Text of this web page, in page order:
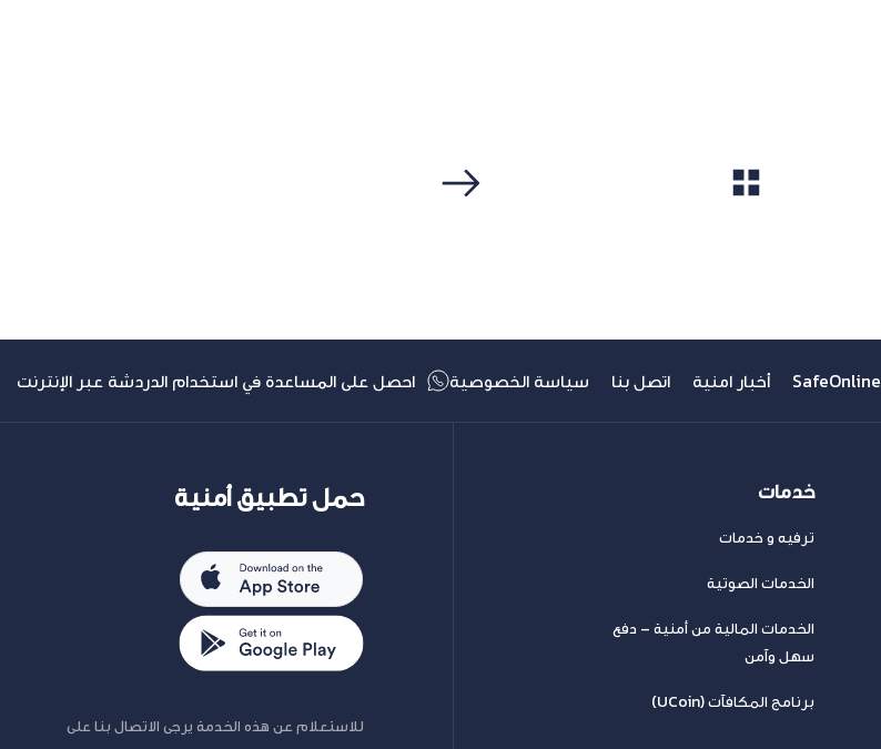
SafeOnline أخبار امنية اتصل بنا سياسة الخصوصية احصل على المساعدة في استخدام الدردشة عبر الإنترنت
خدمات
ترفيه و خدمات
الخدمات الصوتية
الخدمات المالية من أمنية – دفع
سهل وآمن
برنامج المكافآت (UCoin)
حمل تطبيق أمنية
للاستعلام عن هذه الخدمة يرجى الاتصال بنا على